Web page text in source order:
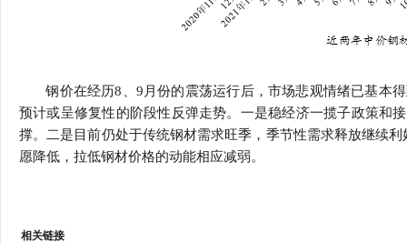
钢价在经历8、9月份的震荡运行后，市场悲观情绪已基本
预计或呈修复性的阶段性反弹走势。一是稳经济一揽子政策和
撑。二是目前仍处于传统钢材需求旺季，季节性需求释放继续
愿降低，拉低钢材价格的动能相应减弱。
相关链接